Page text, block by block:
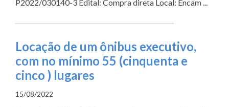
P2022/030140-3 Edital: Compra direta Local: Encam ...
Locação de um ônibus executivo,
com no mínimo 55 (cinquenta e
cinco ) lugares
15/08/2022